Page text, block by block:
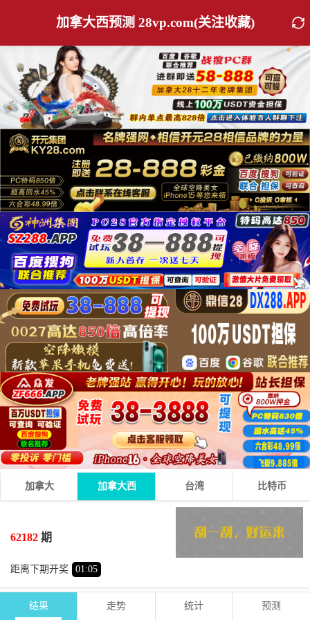
加拿大西预测 28vp.com(关注收藏)
加拿大 加拿大西 台湾 比特币
62182 期
距离下期开奖 01:05
0 + 5 + 1 = 06
期号 号码
结果 走势 统计 预测